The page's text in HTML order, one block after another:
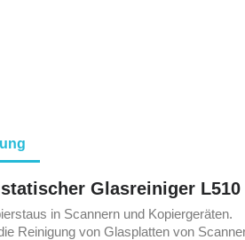
Glasreiniger L510
in Scannern und Kopiergeräten.
Reinigung von Glasplatten von